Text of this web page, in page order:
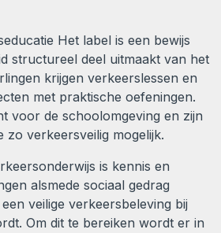
Het label is een bewijs
structureel deel uitmaakt van het
krijgen verkeerslessen en
met praktische oefeningen.
voor de schoolomgeving en zijn
zo verkeersveilig mogelijk.
is kennis en
alsmede sociaal gedrag
veilige verkeersbeleving bij
Om dit te bereiken wordt er in